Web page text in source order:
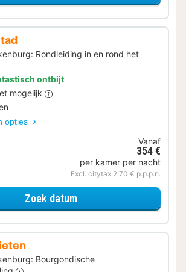
Rondleiding in en rond het
ontbijt
mogelijk
opties
Vanaf
354 €
per kamer per nacht
Excl. citytax 2,70 € p.p.p.n.
Zoek datumvoor Beleef de Stad
Bourgondische